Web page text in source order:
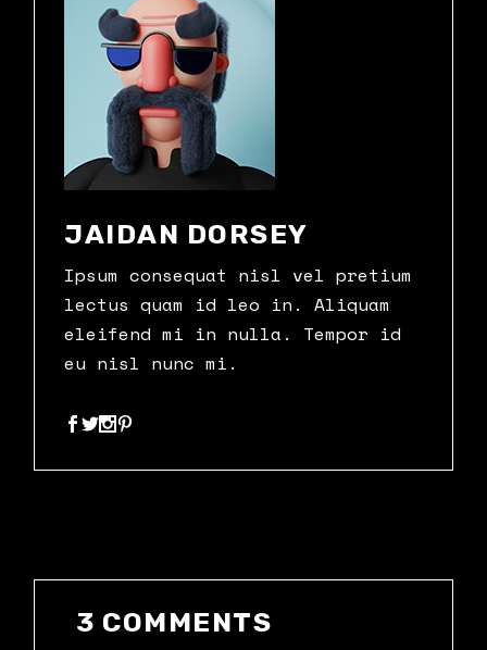
JAIDAN DORSEY
Ipsum consequat nisl vel pretium
lectus quam id leo in. Aliquam
eleifend mi in nulla. Tempor id
eu nisl nunc mi.
3 COMMENTS